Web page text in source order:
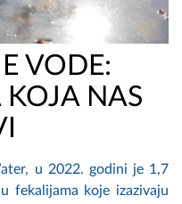
VODE:
KOJA NAS
u 2022. godini je 1,7
fekalijama koje izazivaju